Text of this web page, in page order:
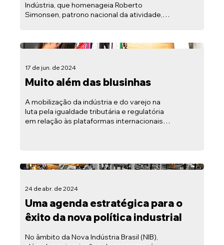
Indústria, que homenageia Roberto
Simonsen, patrono nacional da atividade,
17 de jun. de 2024
Muito além das blusinhas
A mobilização da indústria e do varejo na
luta pela igualdade tributária e regulatória
em relação às plataformas internacionais
24 de abr. de 2024
Uma agenda estratégica para o
êxito da nova política industrial
No âmbito da Nova Indústria Brasil (NIB),